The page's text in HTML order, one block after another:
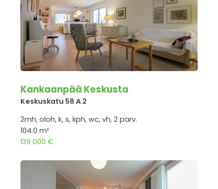
Kankaanpää Keskusta
Keskuskatu 58 A 2
2mh, oloh, k, s, kph, wc, vh, 2 parv.
104.0 m²
139 000 €